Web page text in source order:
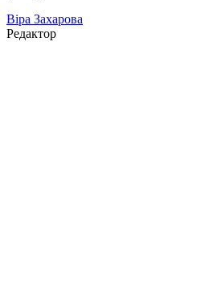
Віра Захарова
Редактор